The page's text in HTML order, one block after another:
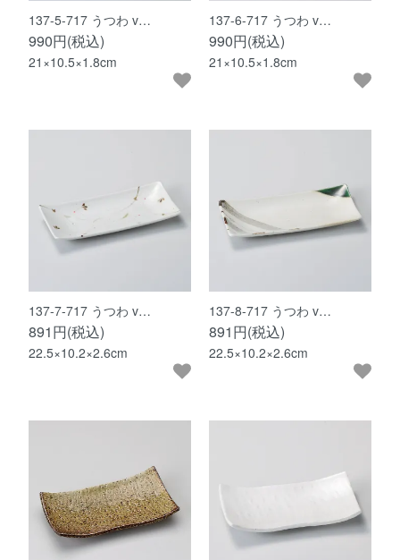
137-5-717 うつわ v…
990円(税込)
21×10.5×1.8cm
137-6-717 うつわ v…
990円(税込)
21×10.5×1.8cm
137-7-717 うつわ v…
891円(税込)
22.5×10.2×2.6cm
137-8-717 うつわ v…
891円(税込)
22.5×10.2×2.6cm